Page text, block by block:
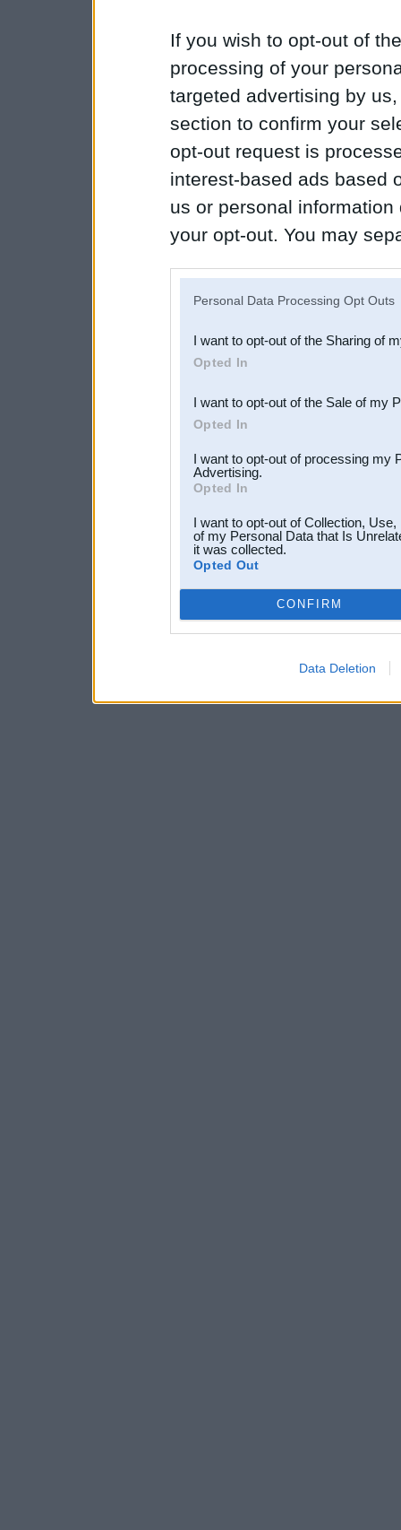
If you wish to opt-out of
processing of your
targeted advertising by
section to confirm your
opt-out request is
interest-based ads based
us or personal
your opt-out. You may
Downstream Participants
third parties.
Personal Data Processing Opt Outs
I want to opt-out of the Sharing of
Opted In
I want to opt-out of the Sale of my
Opted In
I want to opt-out of processing my
Advertising.
Opted In
I want to opt-out of Collection,
of my Personal Data that Is
it was collected.
Opted Out
CONFIRM
Data Deletion